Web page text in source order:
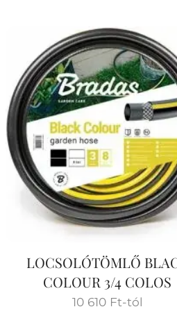
LOCSOLÓTÖMLŐ
COLOUR 3/4 COLOS
10 610Ft-tól